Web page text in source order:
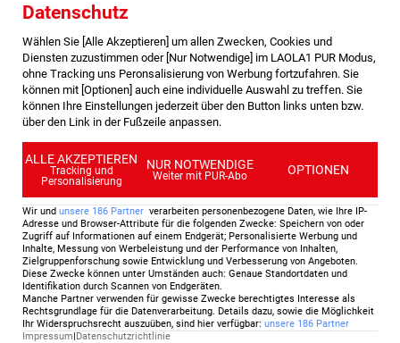
13 Timon HAUGAN Head
14
Sebastian FOSS-
SOLEVAAG
15 Stefano GROSS Völkl
16 David RYDING Fischer
17 Reto SCHMIDIGER Nordica
18 Tommaso SALA Dynastar
Datenschutz
Wählen Sie [Alle Akzeptieren] um allen Zwecken, Cookies und
Diensten zuzustimmen oder [Nur Notwendige] im LAOLA1 PUR Modus,
ohne Tracking uns Peronsalisierung von Werbung fortzufahren. Sie
können mit [Optionen] auch eine individuelle Auswahl zu treffen. Sie
können Ihre Einstellungen jederzeit über den Button links unten bzw.
über den Link in der Fußzeile anpassen.
ALLE AKZEPTIEREN
Tracking und
Personalisierung
NUR NOTWENDIGE
Weiter mit PUR-Abo OPTIONEN
Wir und unsere 186 Partner verarbeiten personenbezogene Daten, wie Ihre IP-
Adresse und Browser-Attribute für die folgenden Zwecke: Speichern von oder
Zugriff auf Informationen auf einem Endgerät; Personalisierte Werbung und
Inhalte, Messung von Werbeleistung und der Performance von Inhalten,
Zielgruppenforschung sowie Entwicklung und Verbesserung von Angeboten
Diese Zwecke können unter Umständen auch: Genaue Standortdaten und
Identifikation durch Scannen von Endgeräten
Manche Partner verwenden für gewisse Zwecke berechtigtes Interesse als
Rechtsgrundlage für die Datenverarbeitung. Details dazu, sowie die Möglichkeit
Ihr Widerspruchsrecht auszuüben, sind hier verfügbar: unsere 186 Partner
Impressum|Datenschutzrichtlinie